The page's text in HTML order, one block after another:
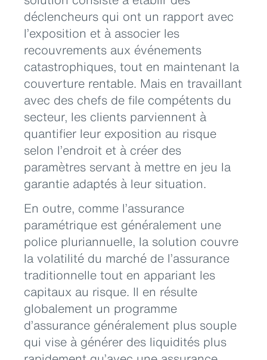
déclencheurs qui ont un rapport avec
l’exposition et à associer les
recouvrements aux événements
catastrophiques, tout en maintenant la
couverture rentable. Mais en travaillant
avec des chefs de file compétents du
secteur, les clients parviennent à
quantifier leur exposition au risque
selon l’endroit et à créer des
paramètres servant à mettre en jeu la
garantie adaptés à leur situation.
En outre, comme l’assurance
paramétrique est généralement une
police pluriannuelle, la solution couvre
la volatilité du marché de l’assurance
traditionnelle tout en appariant les
capitaux au risque. Il en résulte
globalement un programme
d’assurance généralement plus souple
qui vise à générer des liquidités plus